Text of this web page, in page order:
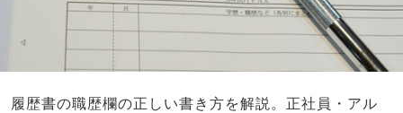
履歴書の職歴欄の正しい書き方を解説。正社員・アル